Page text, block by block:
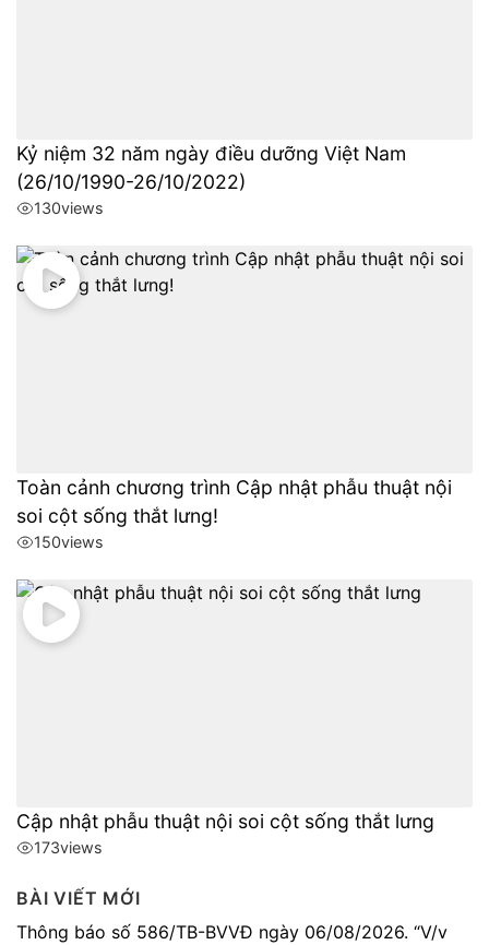
Kỷ niệm 32 năm ngày điều dưỡng Việt Nam
(26/10/1990-26/10/2022)
130views
Toàn cảnh chương trình Cập nhật phẫu thuật nội
soi cột sống thắt lưng!
150views
Cập nhật phẫu thuật nội soi cột sống thắt lưng
173views
BÀI VIẾT MỚI
Thông báo số 586/TB-BVVĐ ngày 06/08/2026. “V/v